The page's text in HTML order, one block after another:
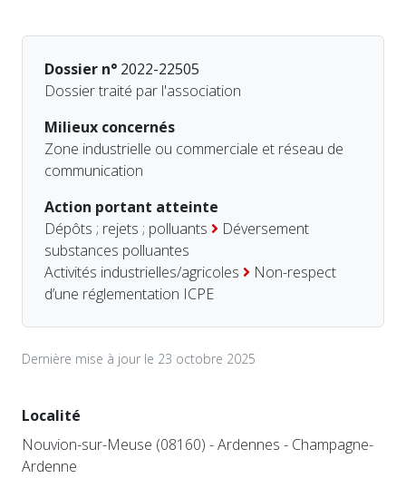
Dossier n° 2022-22505
Dossier traité par l'association
Milieux concernés
Zone industrielle ou commerciale et réseau de
communication
Action portant atteinte
Dépôts ; rejets ; polluants
Déversement
substances polluantes
Activités industrielles/agricoles
Non-respect
d’une réglementation ICPE
Dernière mise à jour le 23 octobre 2025
Localité
Nouvion-sur-Meuse (08160) - Ardennes - Champagne-
Ardenne